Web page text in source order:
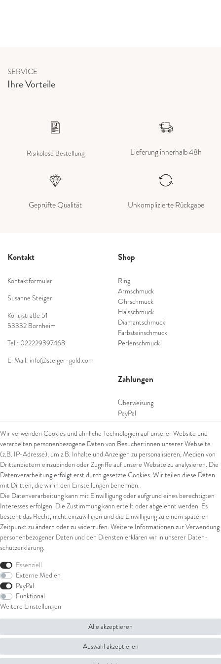
SERVICE
Ihre Vorteile
Risikolose Bestellung Lieferung innerhalb 48h
Geprüfte Qualität Unkomplizierte Rückgabe
Kontakt
Kontaktformular
Susanne Steiger
Königstraße 51
53332 Bornheim
Tel.: 022229397468
E-Mail: info@steiger-gold.com
Shop
Ring
Armschmuck
Ohrschmuck
Halsschmuck
Diamantschmuck
Farbsteinschmuck
Perlenschmuck
Zahlungen
Überweisung
PayPal
SEPA Lastschrift
giropay
Kreditkarte
Versand
UPS
FedEx
© Copyright 2026 Juwelier Steiger | Alle Rechte vorbehalten.
Wir verwenden Cookies und ähnliche Technologien auf unserer Website und
verarbeiten personenbezogene Daten von Besucher:innen unserer Webseite
(z.B. IP-Adresse), um z.B. Inhalte und Anzeigen zu personalisieren, Medien von
Drittanbietern einzubinden oder Zugriffe auf unsere Website zu analysieren. Die
Datenverarbeitung erfolgt erst durch gesetzte Cookies. Wir teilen diese Daten
mit Dritten, die wir in den Einstellungen benennen.
Die Datenverarbeitung kann mit Einwilligung oder aufgrund eines berechtigten
Interesses erfolgen. Die Zustimmung kann erteilt oder abgelehnt werden. Es
besteht das Recht, nicht einzuwilligen und die Einwilligung zu einem späteren
Zeitpunkt zu ändern oder zu widerrufen. Weitere Informationen zur Verwendung
personenbezogener Daten und den Diensten erklären wir in unserer Daten­
schutz­erklärung.
Essenziell
Externe Medien
PayPal
Funktional
Weitere Einstellungen
Alle akzeptieren
Auswahl akzeptieren